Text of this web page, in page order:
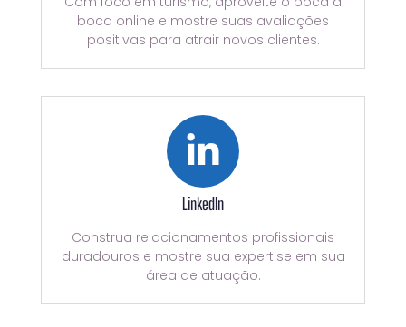
boca online e mostre suas avaliações
positivas para atrair novos clientes.
LinkedIn
Construa relacionamentos profissionais
duradouros e mostre sua expertise em sua
área de atuação.